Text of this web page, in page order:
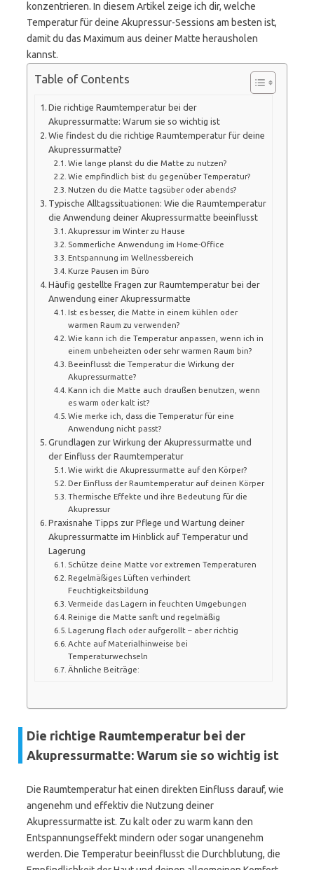
konzentrieren. In diesem Artikel zeige ich dir, welche
Temperatur für deine Akupressur-Sessions am besten ist,
damit du das Maximum aus deiner Matte herausholen
kannst.
Table of Contents
Die richtige Raumtemperatur bei der
Akupressurmatte: Warum sie so wichtig ist
Wie findest du die richtige Raumtemperatur für deine
Akupressurmatte?
Wie lange planst du die Matte zu nutzen?
Wie empfindlich bist du gegenüber Temperatur?
Nutzen du die Matte tagsüber oder abends?
Typische Alltagssituationen: Wie die Raumtemperatur
die Anwendung deiner Akupressurmatte beeinflusst
Akupressur im Winter zu Hause
Sommerliche Anwendung im Home-Office
Entspannung im Wellnessbereich
Kurze Pausen im Büro
Häufig gestellte Fragen zur Raumtemperatur bei der
Anwendung einer Akupressurmatte
Ist es besser, die Matte in einem kühlen oder
warmen Raum zu verwenden?
Wie kann ich die Temperatur anpassen, wenn ich in
einem unbeheizten oder sehr warmen Raum bin?
Beeinflusst die Temperatur die Wirkung der
Akupressurmatte?
Kann ich die Matte auch draußen benutzen, wenn
es warm oder kalt ist?
Wie merke ich, dass die Temperatur für eine
Anwendung nicht passt?
Grundlagen zur Wirkung der Akupressurmatte und
der Einfluss der Raumtemperatur
Wie wirkt die Akupressurmatte auf den Körper?
Der Einfluss der Raumtemperatur auf deinen Körper
Thermische Effekte und ihre Bedeutung für die
Akupressur
Praxisnahe Tipps zur Pflege und Wartung deiner
Akupressurmatte im Hinblick auf Temperatur und
Lagerung
Schütze deine Matte vor extremen Temperaturen
Regelmäßiges Lüften verhindert
Feuchtigkeitsbildung
Vermeide das Lagern in feuchten Umgebungen
Reinige die Matte sanft und regelmäßig
Lagerung flach oder aufgerollt – aber richtig
Achte auf Materialhinweise bei
Temperaturwechseln
Ähnliche Beiträge:
Die richtige Raumtemperatur bei der
Akupressurmatte: Warum sie so wichtig ist
Die Raumtemperatur hat einen direkten Einfluss darauf, wie
angenehm und effektiv die Nutzung deiner
Akupressurmatte ist. Zu kalt oder zu warm kann den
Entspannungseffekt mindern oder sogar unangenehm
werden. Die Temperatur beeinflusst die Durchblutung, die